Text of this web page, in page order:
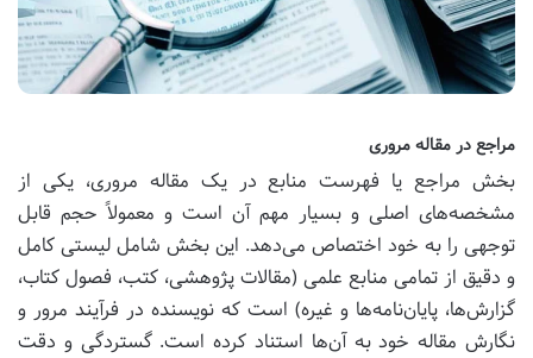
مراجع در مقاله مروری
بخش مراجع یا فهرست منابع در یک مقاله مروری، یکی از
مشخصه‌های اصلی و بسیار مهم آن است و معمولاً حجم قابل
توجهی را به خود اختصاص می‌دهد. این بخش شامل لیستی کامل
و دقیق از تمامی منابع علمی (مقالات پژوهشی، کتب، فصول کتاب،
گزارش‌ها، پایان‌نامه‌ها و غیره) است که نویسنده در فرآیند مرور و
نگارش مقاله خود به آن‌ها استناد کرده است. گستردگی و دقت